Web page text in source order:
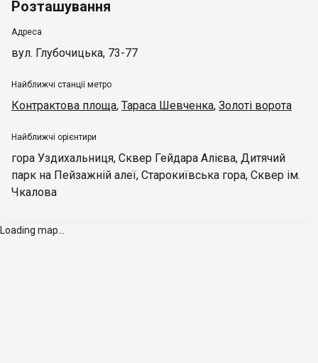
Розташування
Адреса
вул. Глубочицька, 73-77
Найближчі станції метро
Контрактова площа, Тараса Шевченка, Золоті ворота
Найближчі орієнтири
гора Уздихальниця, Сквер Гейдара Алієва, Дитячий
парк на Пейзажній алеї, Старокиївська гора, Сквер ім.
Чкалова
Loading map...